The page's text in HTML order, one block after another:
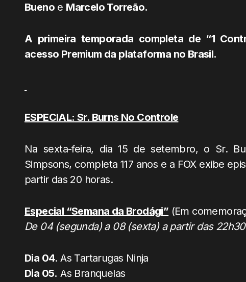
Bueno e Marcelo Torreão.
A primeira temporada completa de “1
acesso Premium da plataforma no Brasil.
ESPECIAL: Sr. Burns No Controle
Na sexta-feira, dia 15 de setembro, o Sr.
Simpsons, completa 117 anos e a FOX exibe
partir das 20 horas.
Especial “Semana da Brodági” (Em
De 04 (segunda) a 08 (sexta) a partir das 22h30
Dia 04. As Tartarugas Ninja
Dia 05. As Branquelas